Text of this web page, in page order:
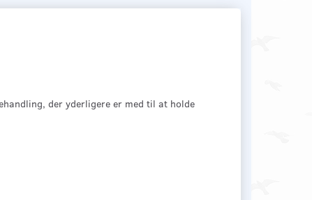
der yderligere er med til at holde